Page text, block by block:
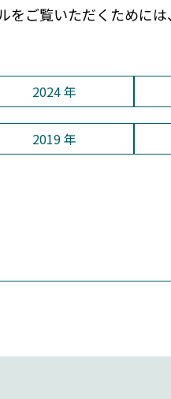
ご覧いただくためには、
2024 年
2019 年